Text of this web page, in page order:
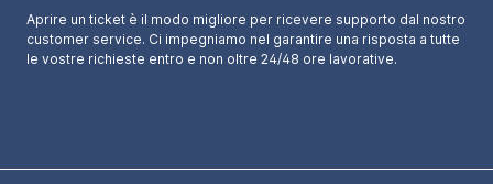
Aprire un ticket è il modo migliore per ricevere supporto dal nostro
customer service. Ci impegniamo nel garantire una risposta a tutte
le vostre richieste entro e non oltre 24/48 ore lavorative.